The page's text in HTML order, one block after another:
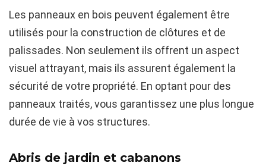
Les panneaux en bois peuvent également être
utilisés pour la construction de clôtures et de
palissades. Non seulement ils offrent un aspect
visuel attrayant, mais ils assurent également la
sécurité de votre propriété. En optant pour des
panneaux traités, vous garantissez une plus longue
durée de vie à vos structures.
Abris de jardin et cabanons